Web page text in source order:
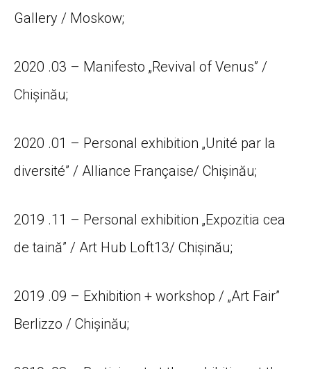
Gallery / Moskow;
2020 .03 – Manifesto „Revival of Venus” /
Chișinău;
2020 .01 – Personal exhibition „Unité par la
diversité” / Alliance Française/ Chișinău;
2019 .11 – Personal exhibition „Expozitia cea
de taină” / Art Hub Loft13/ Chișinău;
2019 .09 – Exhibition + workshop / „Art Fair”
Berlizzo / Chișinău;